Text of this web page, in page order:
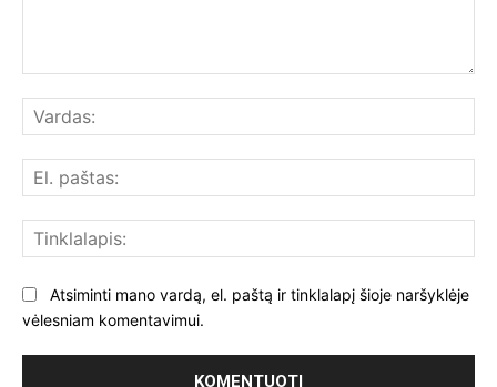
Atsiminti mano vardą, el. paštą ir tinklalapį šioje naršyklėje
vėlesniam komentavimui.